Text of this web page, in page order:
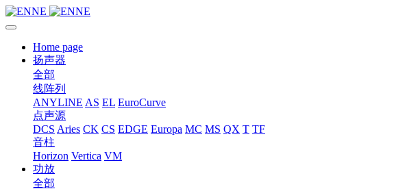
Home page
扬声器
全部
线阵列
ANYLINE AS EL EuroCurve
点声源
DCS Aries CK CS EDGE Europa MC MS QX T TF
音柱
Horizon Vertica VM
功放
全部